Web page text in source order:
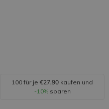
100 für je €27,90 kaufen und
-10%sparen